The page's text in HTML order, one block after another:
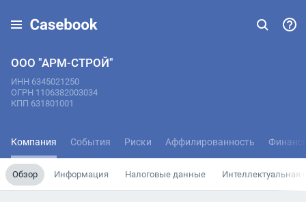
ООО "АРМ-СТРОЙ"
ИНН 6345021250
ОГРН 1106382003034
КПП 631801001
Компания События Риски Аффилированность
Обзор Информация Налоговые данные Интеллектуальная